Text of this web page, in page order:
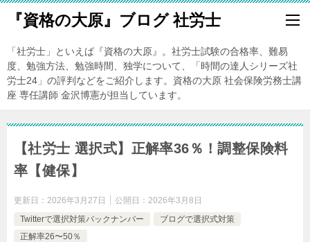
『資格の大原』ブログ 社労士
「社労士」といえば『資格の大原』。社労士試験の合格率、難易
度、勉強方法、勉強時間、独学について、「時間の達人シリーズ社
労士24」の評判などをご紹介します。資格の大原 社会保険労務士講
座 専任講師 金沢博憲が担当しています。
【社労士 選択式】正解率36％！調整保険料
率【健保】
更新日： 2026年3月27日 公開日： 2026年3月8日
Twitterで選択対策バックナンバー
ブログで選択式対策
正解率26〜50％